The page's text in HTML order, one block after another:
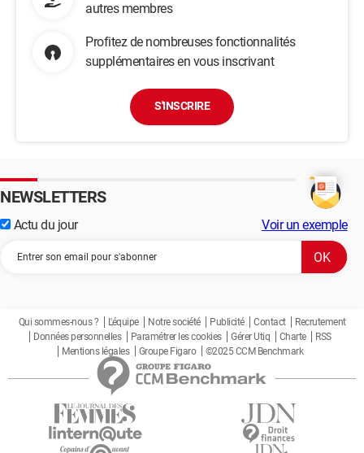
autres membres
Profitez de nombreuses fonctionnalités
supplémentaires en vous inscrivant
S'INSCRIRE
NEWSLETTERS
Actu du jour Voir un exemple
Qui sommes-nous ? L'équipe Notre société Publicité Contact
Recrutement
Données personnelles
Paramétrer les cookies Gérer Utiq Charte
RSS
Mentions légales
Groupe Figaro ©2025 CCM Benchmark